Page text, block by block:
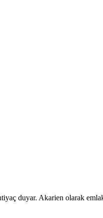
duyar. Akarien olarak